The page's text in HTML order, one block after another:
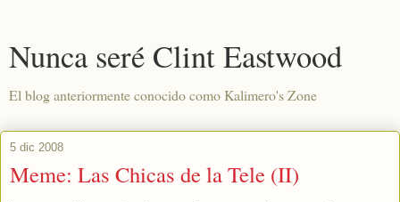
Nunca seré Clint Eastwood
El blog anteriormente conocido como Kalimero's Zone
5 dic 2008
Meme: Las Chicas de la Tele (II)